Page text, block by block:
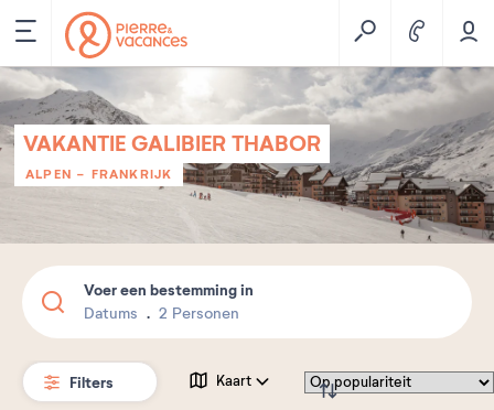
VAKANTIE GALIBIER THABOR
ALPEN - FRANKRIJK
Voer een bestemming in
Datums 2 Personen
Filters Kaart